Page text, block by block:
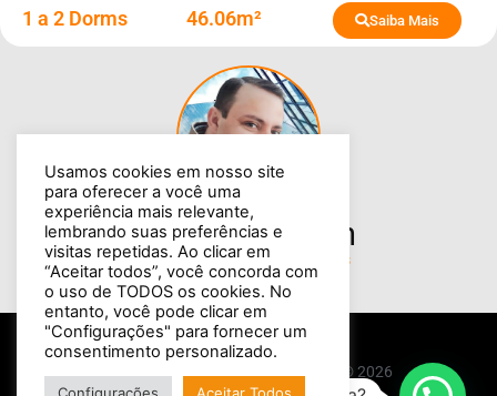
1 a 2 Dorms 46.06m² Saiba Mais
BrokerCristian
Negócios Imobiliários
Broker Cristian - CRECI-PR 37071 © 2026
Usamos cookies em nosso site
para oferecer a você uma
experiência mais relevante,
lembrando suas preferências e
visitas repetidas. Ao clicar em
“Aceitar todos”, você concorda com
o uso de TODOS os cookies. No
entanto, você pode clicar em
"Configurações" para fornecer um
consentimento personalizado.